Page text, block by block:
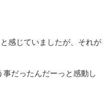
感じていましたが、それが
だったんだーっと感動し